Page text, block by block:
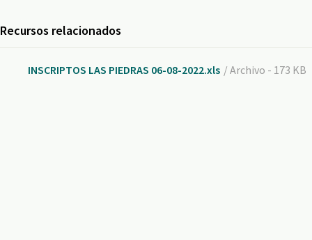
Recursos relacionados
INSCRIPTOS LAS PIEDRAS 06-08-2022.xls / Archivo - 173 KB